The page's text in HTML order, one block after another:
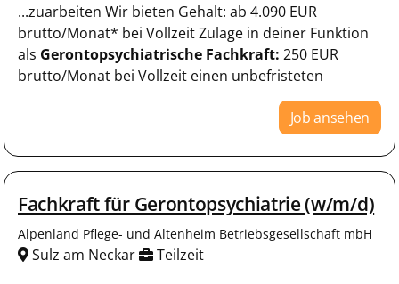
...zuarbeiten Wir bieten Gehalt: ab 4.090 EUR
brutto/Monat* bei Vollzeit Zulage in deiner Funktion
als Gerontopsychiatrische Fachkraft: 250 EUR
brutto/Monat bei Vollzeit einen unbefristeten
Job ansehen
Fachkraft für Gerontopsychiatrie (w/m/d)
Alpenland Pflege- und Altenheim Betriebsgesellschaft mbH
Sulz am Neckar Teilzeit